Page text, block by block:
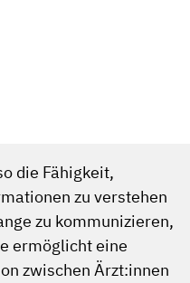
die Fähigkeit,
zu verstehen
zu kommunizieren,
ermöglicht eine
zwischen Ärzt:innen